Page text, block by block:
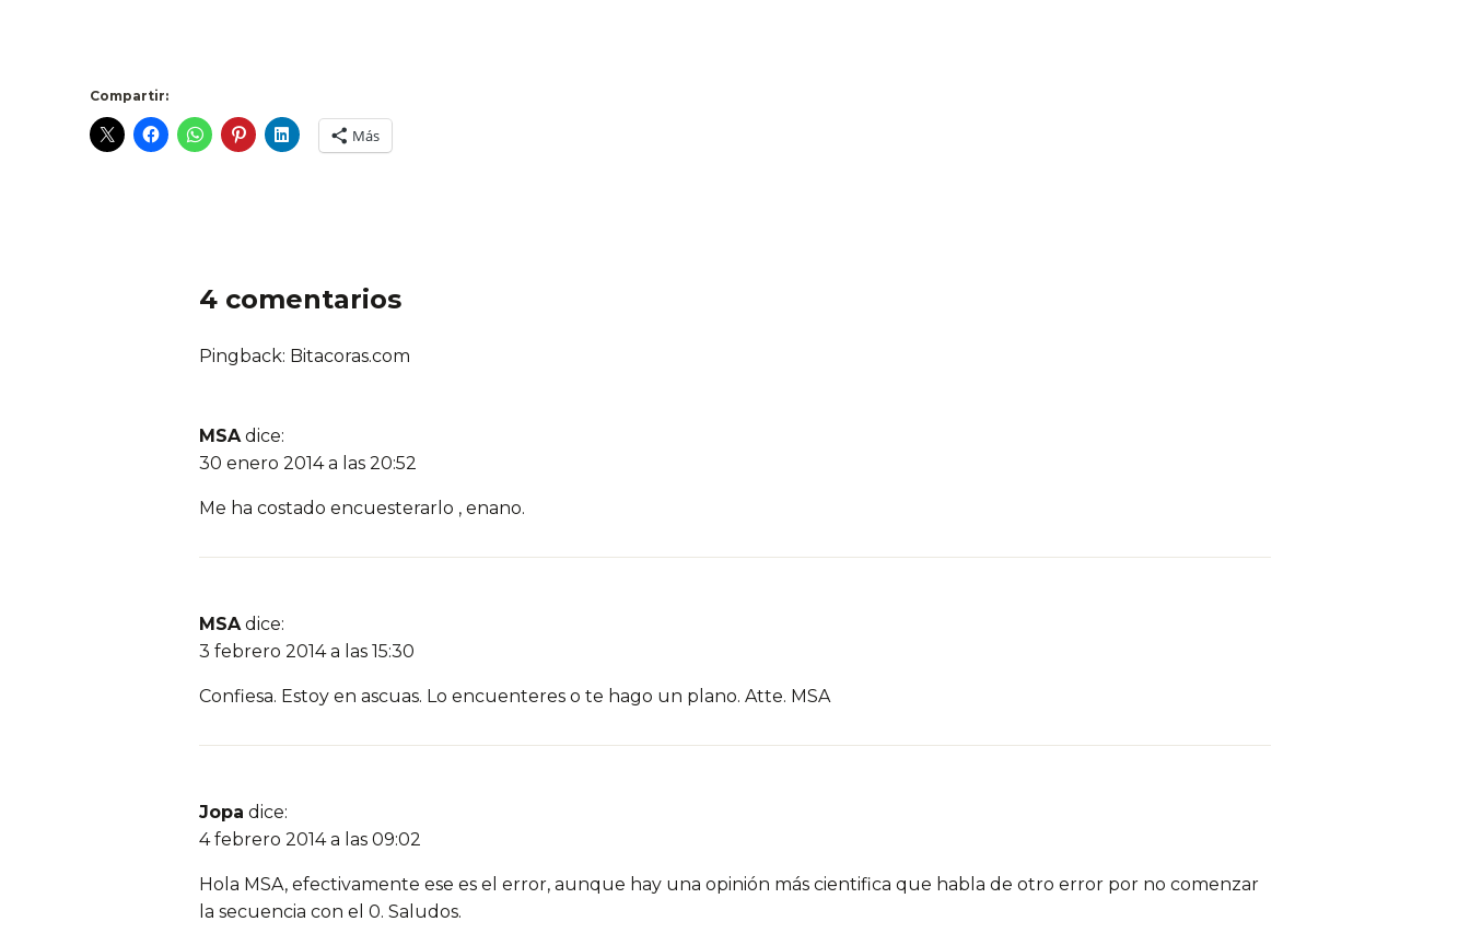
Compartir:
Más
4 comentarios
Pingback: Bitacoras.com
MSA dice:
30 enero 2014 a las 20:52
Me ha costado encuesterarlo , enano.
MSA dice:
3 febrero 2014 a las 15:30
Confiesa. Estoy en ascuas. Lo encuenteres o te hago un plano. Atte. MSA
Jopa dice:
4 febrero 2014 a las 09:02
Hola MSA, efectivamente ese es el error, aunque hay una opinión más cientifica que habla de otro error por no comenzar
la secuencia con el 0. Saludos.